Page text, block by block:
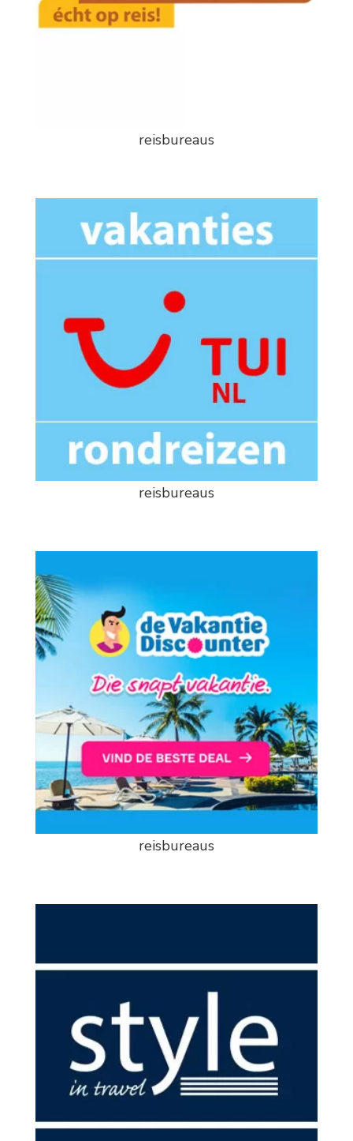
reisbureaus
reisbureaus
reisbureaus